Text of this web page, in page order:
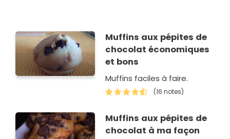
Muffins aux pépites de
chocolat économiques
et bons
Muffins faciles à faire.
(16 notes)
Muffins aux pépites de
chocolat à ma façon